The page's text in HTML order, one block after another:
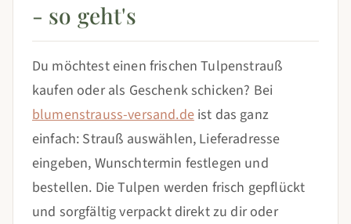
- so geht's
Du möchtest einen frischen Tulpenstrauß
kaufen oder als Geschenk schicken? Bei
blumenstrauss-versand.deist das ganz
einfach: Strauß auswählen, Lieferadresse
eingeben, Wunschtermin festlegen und
bestellen. Die Tulpen werden frisch gepflückt
und sorgfältig verpackt direkt zu dir oder